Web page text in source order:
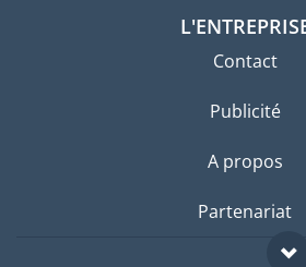
Contact
Publicité
A propos
Partenariat